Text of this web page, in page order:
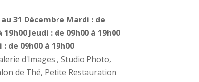
31 Décembre Mardi : de
Jeudi : de 09h00 à 19h00
de 09h00 à 19h00
d'Images , Studio Photo,
de Thé, Petite Restauration